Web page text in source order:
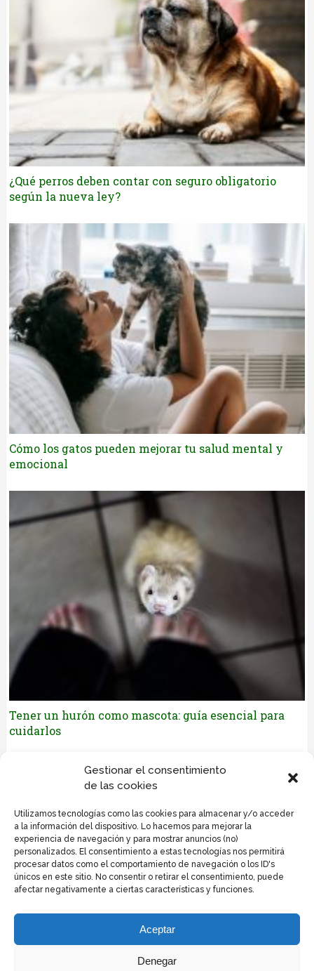
Gestionar el consentimiento
de las cookies
Utilizamos tecnologías como las cookies para almacenar y/o acceder
a la información del dispositivo. Lo hacemos para mejorar la
experiencia de navegación y para mostrar anuncios (no)
personalizados. El consentimiento a estas tecnologías nos permitirá
procesar datos como el comportamiento de navegación o los ID's
únicos en este sitio. No consentir o retirar el consentimiento, puede
afectar negativamente a ciertas características y funciones.
Aceptar
Denegar
¿Qué perros deben contar con seguro obligatorio
según la nueva ley?
Cómo los gatos pueden mejorar tu salud mental y
emocional
Tener un hurón como mascota: guía esencial para
cuidarlos
Déjanos tus comentarios
comentario.
Informacion de cookies